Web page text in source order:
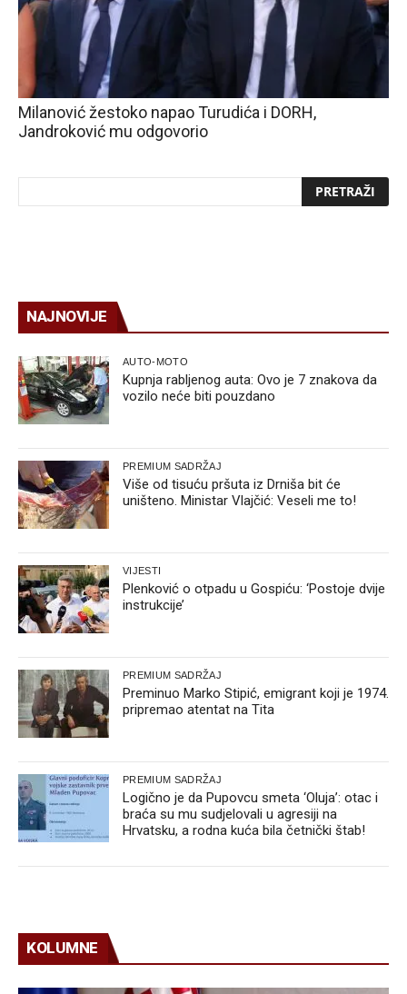
Milanović žestoko napao Turudića i DORH,
Jandroković mu odgovorio
NAJNOVIJE
AUTO-MOTO
Kupnja rabljenog auta: Ovo je 7 znakova da
vozilo neće biti pouzdano
PREMIUM SADRŽAJ
Više od tisuću pršuta iz Drniša bit će
uništeno. Ministar Vlajčić: Veseli me to!
VIJESTI
Plenković o otpadu u Gospiću: ‘Postoje dvije
instrukcije’
PREMIUM SADRŽAJ
Preminuo Marko Stipić, emigrant koji je 1974.
pripremao atentat na Tita
PREMIUM SADRŽAJ
Logično je da Pupovcu smeta ‘Oluja’: otac i
braća su mu sudjelovali u agresiji na
Hrvatsku, a rodna kuća bila četnički štab!
KOLUMNE